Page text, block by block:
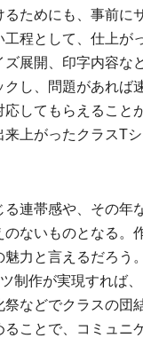
ためにも、事前に
程として、仕上が
展開、印字内容な
し、問題があれば
応してもらえるこ
来上がったクラスT
連帯感や、その年
ないものとなる。
力と言えるだろう
制作が実現すれば
などでクラスの団
ことで、コミュニ